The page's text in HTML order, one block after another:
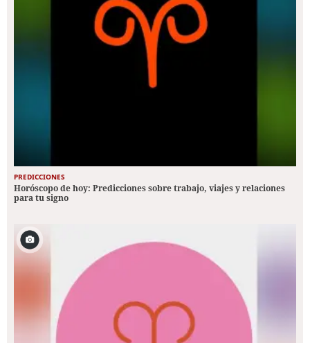
PREDICCIONES
Horóscopo de hoy: Predicciones sobre trabajo, viajes y relaciones
para tu signo